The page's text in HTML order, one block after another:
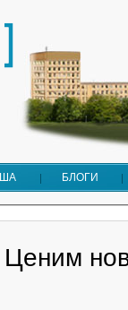
БЛОГИ
Ценим